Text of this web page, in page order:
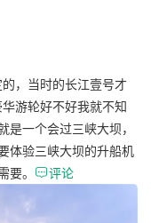
，当时的长江壹号才
游轮好不好我就不知
一个会过三峡大坝，
体验三峡大坝的升船机
要。 评论